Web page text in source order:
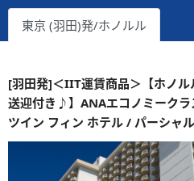
東京 (羽田)発/ホノルル
[羽田発]＜IIT運賃商品＞【ホノ
送迎付き♪】ANAエコノミーク
ツイン フィン ホテル / パーシャ